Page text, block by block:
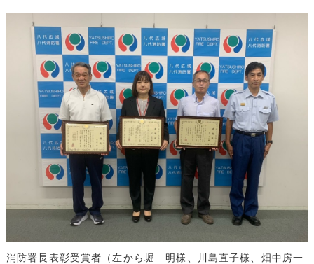
消防署長表彰受賞者（左から堀 明様、川島直子様、畑中房一